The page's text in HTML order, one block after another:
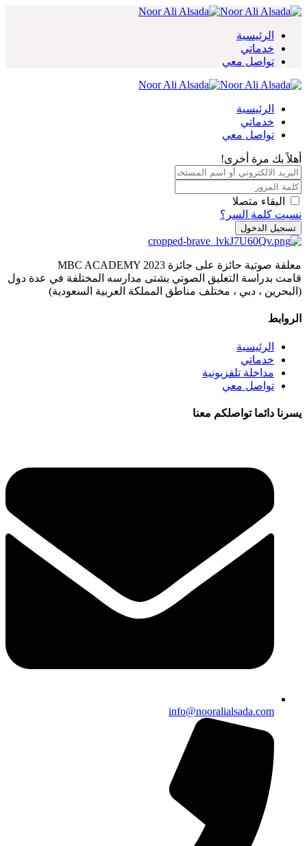
Skip
content الرئيسية
خدماتي
تواصل معي
الرئيسية
خدماتي
تواصل معي
أهلاً بك مرة أخرى!
البقاء متصلا
نسيت كلمة السر؟
تسجيل الدخول
معلقة صوتية حائزة على جائزة MBC ACADEMY 2023
قامت بدراسة التعليق الصوتي بشتى مدارسه المختلفة في عدة دول
(البحرين ، دبي ، مختلف مناطق المملكة العربية السعودية)
الروابط
الرئيسية
خدماتي
مداخلة تلفزيونية
تواصل معي
يسرنا دائما تواصلكم معنا
info@nooralialsada.com